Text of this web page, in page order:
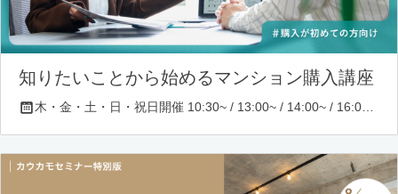
知りたいことから始めるマンション購入講座
木・金・土・日・祝日開催 10:30~ / 13:00~ / 14:00~ / 16:00~ / 17:00~/ 18:30~/ 19:30~